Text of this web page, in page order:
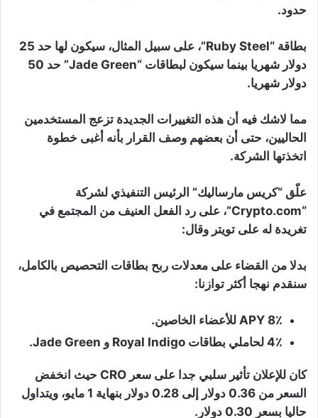
حدود.
بطاقة “Ruby Steel”، على سبيل المثال، سيكون لها حد 25
دولار شهريا بينما سيكون لبطاقات “Jade Green” حد 50
دولار شهريا.
مما لاشك فيه أن هذه التغييرات الجديدة تزعج المستخدمين
الحاليين، حتى أن بعضهم وصف القرار بأنه أغبى خطوة
اتخذتها الشركة.
علّق “كريس مارساليك” الرئيس التنفيذي لشركة
“Crypto.com”، على رد الفعل العنيف من المجتمع في
تغريدة له على تويتر وقال:
بدلا من القضاء على معدلات ربح بطاقات التحصيص بالكامل،
سنقدم نهجا أكثر توازنا:
8٪ APY للأعضاء الخاصين.
4٪ لحاملي بطاقات Royal Indigo و Jade Green.
كان للإعلان تأثير سلبي جدا على سعر CRO حيث انخفض
السعر من 0.36 دولار إلى 0.28 دولار بنهاية 1 مايو، ويتداول
حاليا بسعر 0.30 دولار.